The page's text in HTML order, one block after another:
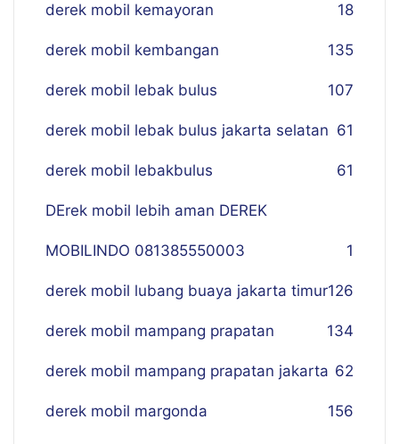
derek mobil kemayoran 18
derek mobil kembangan 135
derek mobil lebak bulus 107
derek mobil lebak bulus jakarta selatan 61
derek mobil lebakbulus 61
DErek mobil lebih aman DEREK
MOBILINDO 081385550003 1
derek mobil lubang buaya jakarta timur126
derek mobil mampang prapatan 134
derek mobil mampang prapatan jakarta 62
derek mobil margonda 156